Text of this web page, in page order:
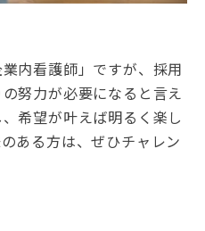
内看護師」ですが、採用
努力が必要になると言え
希望が叶えば明るく楽し
ある方は、ぜひチャレン